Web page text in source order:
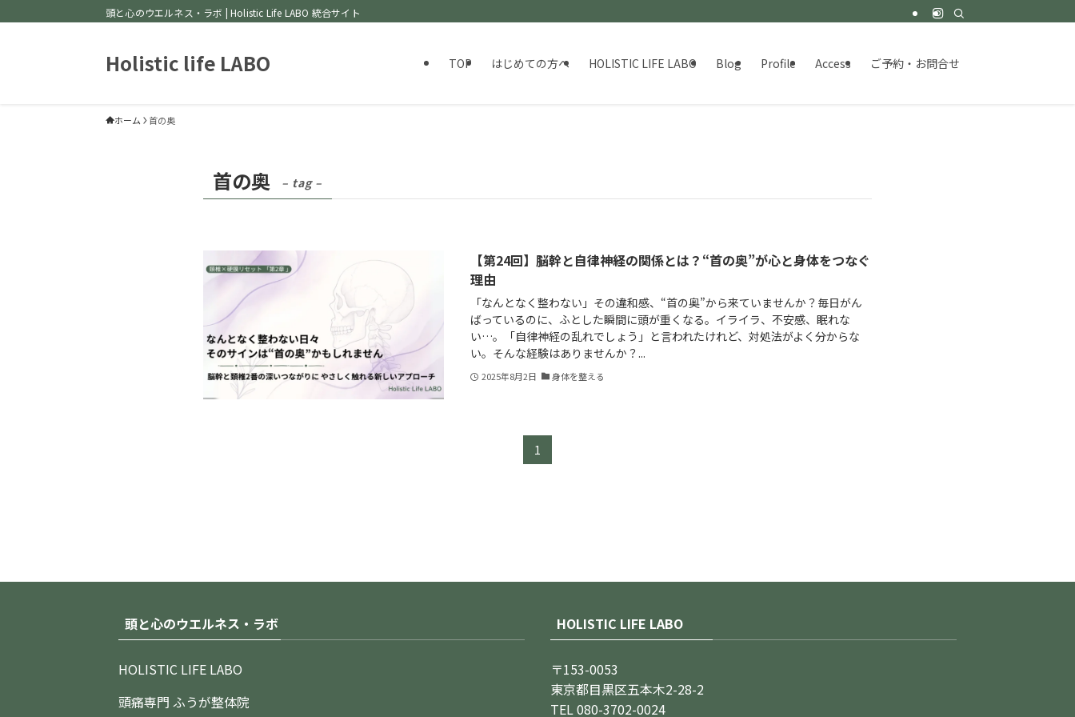
頭と心のウエルネス・ラボ | Holistic Life LABO 統合サイト
Holistic life LABO TOP はじめての方へ HOLISTIC LIFE LABO Blog Profile Access ご予約・お問合せ
ホーム 首の奥
首の奥 – tag –
【第24回】脳幹と自律神経の関係とは？“首の奥”が心と身体をつなぐ
理由
「なんとなく整わない」その違和感、“首の奥”から来ていませんか？毎日がん
ばっているのに、ふとした瞬間に頭が重くなる。イライラ、不安感、眠れな
い…。「自律神経の乱れでしょう」と言われたけれど、対処法がよく分からな
い。そんな経験はありませんか？...
2025年8月2日 身体を整える
1
頭と心のウエルネス・ラボ
HOLISTIC LIFE LABO
頭痛専門 ふうが整体院
HOLISTIC LIFE LABO
〒153-0053
東京都目黒区五本木2-28-2
TEL 080-3702-0024